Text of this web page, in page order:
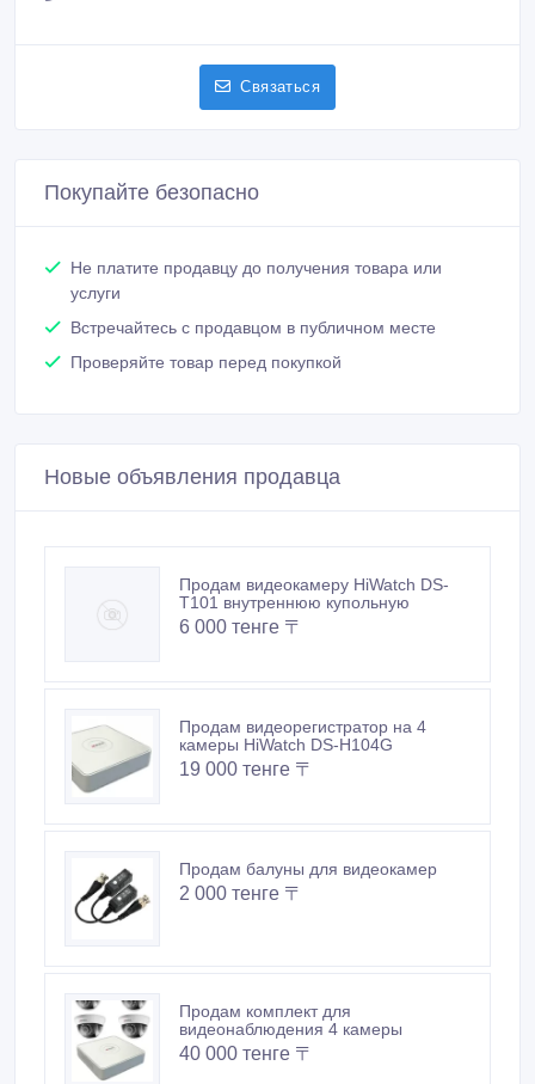
Связаться
Покупайте безопасно
Не платите продавцу до получения товара или
услуги
Встречайтесь с продавцом в публичном месте
Проверяйте товар перед покупкой
Новые объявления продавца
Продам видеокамеру HiWatch DS-
T101 внутреннюю купольную
6 000 тенге 〒
Продам видеорегистратор на 4
камеры HiWatch DS-H104G
19 000 тенге 〒
Продам балуны для видеокамер
2 000 тенге 〒
Продам комплект для
видеонаблюдения 4 камеры
40 000 тенге 〒